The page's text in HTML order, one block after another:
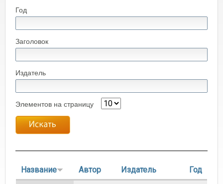
Год
Заголовок
Издатель
Элементов на страницу
Название Автор Издатель Год